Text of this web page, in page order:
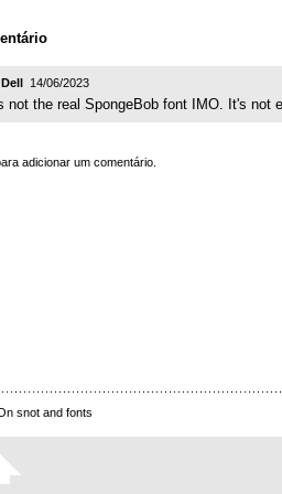
14/06/2023
not the real SpongeBob font IMO. It's not
adicionar um comentário.
snot and fonts